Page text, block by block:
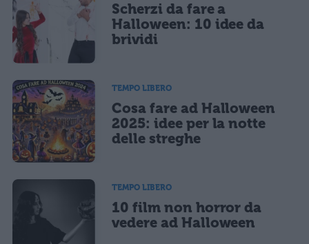
Scherzi da fare a
Halloween: 10 idee da
brividi
TEMPO LIBERO
Cosa fare ad Halloween
2025: idee per la notte
delle streghe
TEMPO LIBERO
10 film non horror da
vedere ad Halloween